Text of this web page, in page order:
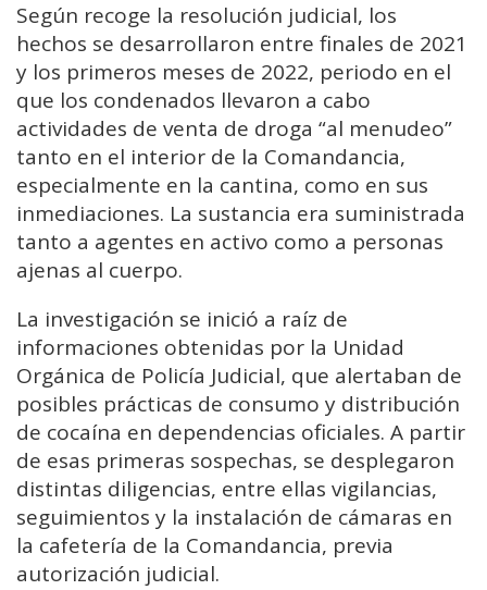
Según recoge la resolución judicial, los
hechos se desarrollaron entre finales de 2021
y los primeros meses de 2022, periodo en el
que los condenados llevaron a cabo
actividades de venta de droga “al menudeo”
tanto en el interior de la Comandancia,
especialmente en la cantina, como en sus
inmediaciones. La sustancia era suministrada
tanto a agentes en activo como a personas
ajenas al cuerpo.
La investigación se inició a raíz de
informaciones obtenidas por la Unidad
Orgánica de Policía Judicial, que alertaban de
posibles prácticas de consumo y distribución
de cocaína en dependencias oficiales. A partir
de esas primeras sospechas, se desplegaron
distintas diligencias, entre ellas vigilancias,
seguimientos y la instalación de cámaras en
la cafetería de la Comandancia, previa
autorización judicial.